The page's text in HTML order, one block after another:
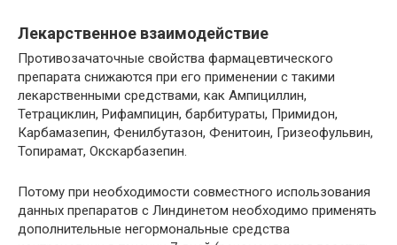
Лекарственное взаимодействие
Противозачаточные свойства фармацевтического
препарата снижаются при его применении с такими
лекарственными средствами, как Ампициллин,
Тетрациклин, Рифампицин, барбитураты, Примидон,
Карбамазепин, Фенилбутазон, Фенитоин, Гризеофульвин,
Топирамат, Окскарбазепин.
Потому при необходимости совместного использования
данных препаратов с Линдинетом необходимо применять
дополнительные негормональные средства